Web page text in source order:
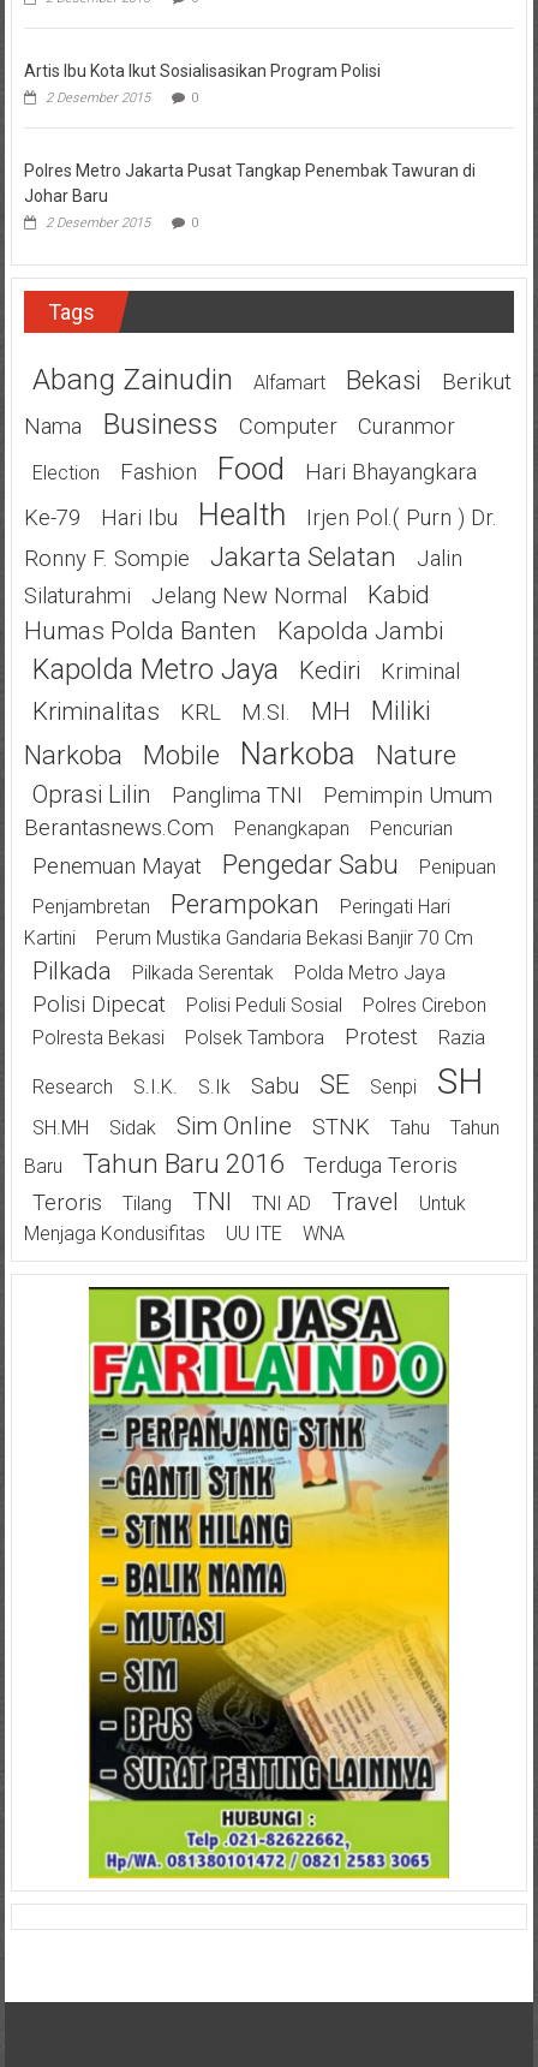
Artis Ibu Kota Ikut Sosialisasikan Program Polisi
2 Desember 2015 0
Polres Metro Jakarta Pusat Tangkap Penembak Tawuran di
Johar Baru
2 Desember 2015 0
Tags
Abang Zainudin Alfamart Bekasi
Berikut
Nama
Business Computer Curanmor
Election Fashion Food
Hari Bhayangkara
Ke-79
Hari Ibu Health
Irjen Pol.( Purn ) Dr.
Ronny F. Sompie
Jakarta Selatan
Jalin
Silaturahmi
Jelang New Normal
Kabid
Humas Polda Banten
Kapolda Jambi
Kapolda Metro Jaya Kediri Kriminal
Kriminalitas KRL M.SI. MH
Miliki
Narkoba
Mobile Narkoba Nature
Oprasi Lilin Panglima TNI
Pemimpin Umum
Berantasnews.com
Penangkapan Pencurian
Penemuan Mayat Pengedar Sabu
Penipuan
Penjambretan
Perampokan
Peringati Hari
Kartini
Perum Mustika Gandaria Bekasi Banjir 70 Cm
Pilkada Pilkada Serentak Polda Metro Jaya
Polisi Dipecat Polisi Peduli Sosial
Polres Cirebon
Polresta Bekasi
Polsek Tambora Protest Razia
Research S.I.K. S.Ik Sabu SE Senpi SH
SH.MH Sidak Sim Online STNK Tahu
Tahun
Baru
Tahun Baru 2016
Terduga Teroris
Teroris
Tilang TNI TNI AD Travel
Untuk
Menjaga Kondusifitas
UU ITE WNA